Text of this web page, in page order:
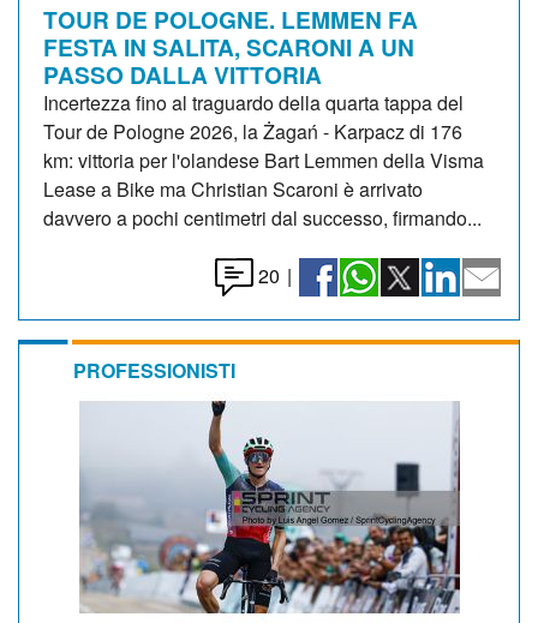
TOUR DE POLOGNE. LEMMEN FA
FESTA IN SALITA, SCARONI A UN
PASSO DALLA VITTORIA
Incertezza fino al traguardo della quarta tappa del
Tour de Pologne 2026, la Żagań - Karpacz di 176
km: vittoria per l'olandese Bart Lemmen della Visma
Lease a Bike ma Christian Scaroni è arrivato
davvero a pochi centimetri dal successo, firmando...
20 |
PROFESSIONISTI